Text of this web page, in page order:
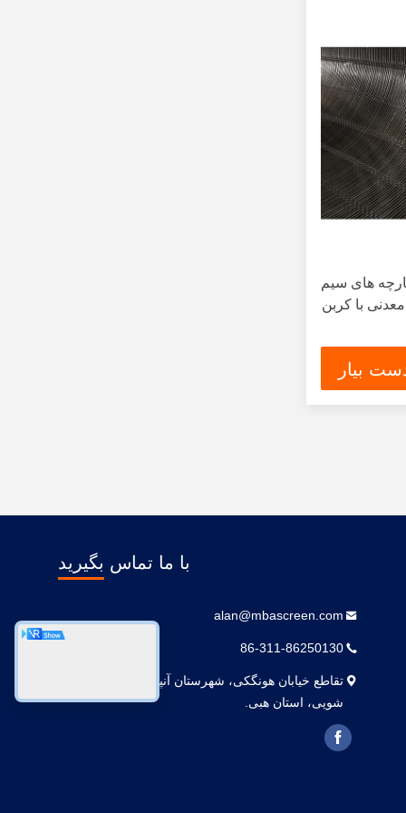
های سیم
با کربن
بیار
با ما تماس بگیرید
alan@mbascreen.com
86-311-86250130
تقاطع خیابان هونگکی، شهرستان آنپینگ، شهر هنگ
شویی، استان هبی.